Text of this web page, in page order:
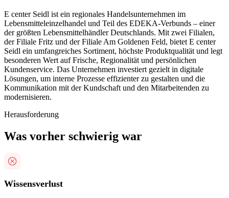
E center Seidl ist ein regionales Handelsunternehmen im
Lebensmitteleinzelhandel und Teil des EDEKA-Verbunds – einer
der größten Lebensmittelhändler Deutschlands. Mit zwei Filialen,
der Filiale Fritz und der Filiale Am Goldenen Feld, bietet E center
Seidl ein umfangreiches Sortiment, höchste Produktqualität und legt
besonderen Wert auf Frische, Regionalität und persönlichen
Kundenservice. Das Unternehmen investiert gezielt in digitale
Lösungen, um interne Prozesse effizienter zu gestalten und die
Kommunikation mit der Kundschaft und den Mitarbeitenden zu
modernisieren.
Herausforderung
Was vorher schwierig war
Wissensverlust